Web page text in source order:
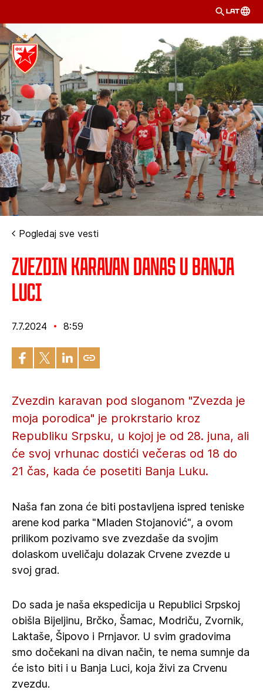
LAT
Pogledaj sve vesti
Zvezdin karavan danas u Banja
Luci
7.7.2024 8:59
Zvezdin karavan pod sloganom "Zvezda je
moja porodica" je prokrstario kroz
Republiku Srpsku, u kojoj je od 28. juna, ali
će svoj vrhunac dostići večeras od 18 do
21 čas, kada će posetiti Banja Luku.
Naša fan zona će biti postavljena ispred teniske
arene kod parka "Mladen Stojanović", a ovom
prilikom pozivamo sve zvezdaše da svojim
dolaskom uveličaju dolazak Crvene zvezde u
svoj grad.
Do sada je naša ekspedicija u Republici Srpskoj
obišla Bijeljinu, Brčko, Šamac, Modriču, Zvornik,
Laktaše, Šipovo i Prnjavor. U svim gradovima
smo dočekani na divan način, te nema sumnje da
će isto biti i u Banja Luci, koja živi za Crvenu
zvezdu.